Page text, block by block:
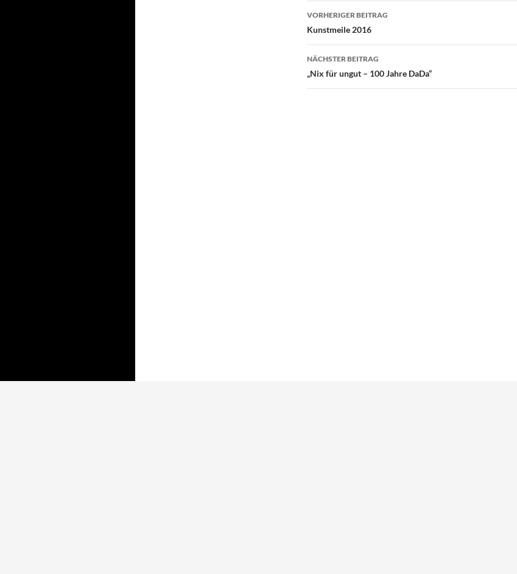
Beitragsnavigation
VORHERIGER BEITRAG
Kunstmeile 2016
NÄCHSTER BEITRAG
„Nix für ungut – 100 Jahre DaDa“